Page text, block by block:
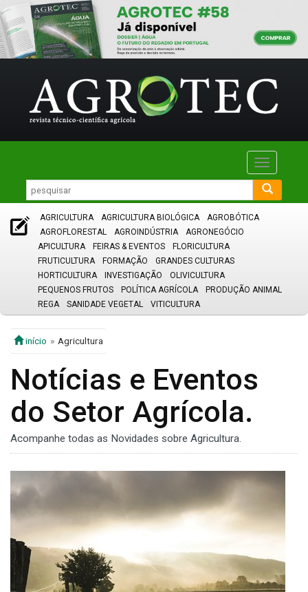
Toggle
AGRICULTURA AGRICULTURA BIOLÓGICA
AGROBÓTICA
AGROFLORESTAL
AGROINDÚSTRIA
AGRONEGÓCIO
APICULTURA
FEIRAS & EVENTOS
FLORICULTURA
FRUTICULTURA
FORMAÇÃO
GRANDES CULTURAS
HORTICULTURA
INVESTIGAÇÃO
OLIVICULTURA
PEQUENOS FRUTOS
POLÍTICA AGRÍCOLA
PRODUÇÃO ANIMAL
REGA
SANIDADE VEGETAL VITICULTURA
início Agricultura
Notícias e Eventos
do Setor Agrícola.
Acompanhe todas as Novidades sobre Agricultura.